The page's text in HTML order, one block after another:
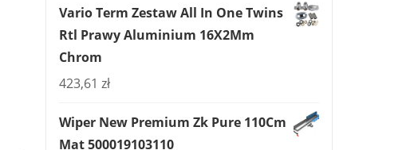
Vario Term Zestaw All In One Twins
Rtl Prawy Aluminium 16X2Mm
Chrom
423,61 zł
Wiper New Premium Zk Pure 110Cm
Mat 500019103110